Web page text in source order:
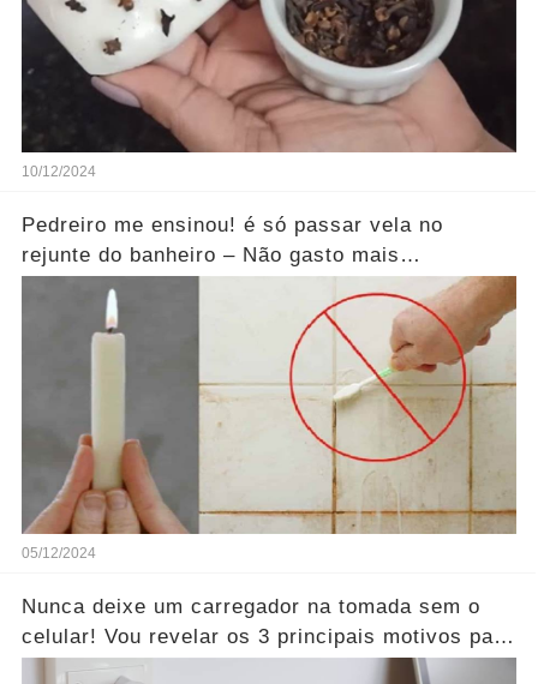
10/12/2024
Pedreiro me ensinou! é só passar vela no
rejunte do banheiro – Não gasto mais
dinheiro….Ver mais
05/12/2024
Nunca deixe um carregador na tomada sem o
celular! Vou revelar os 3 principais motivos para
você jamais fazer isso!